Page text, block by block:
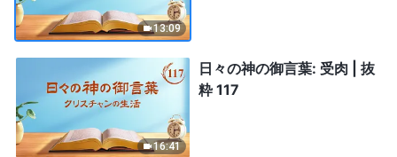
13:09
16:41
日々の神の御言葉: 受肉 | 抜
粋 117